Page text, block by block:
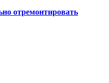
отремонтировать